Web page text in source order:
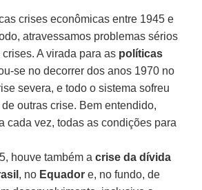
crises econômicas entre 1945 e
atravessamos problemas sérios
A virada para as políticas
se no decorrer dos anos 1970 no
severa, e todo o sistema sofreu
outras crise. Bem entendido,
cada vez, todas as condições para
houve também acrise da dívida
, no Equador e, no fundo, de